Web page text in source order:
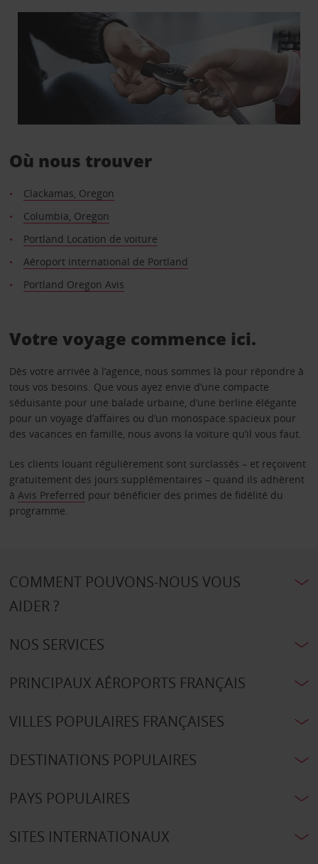
Où nous trouver
Clackamas, Oregon
Columbia, Oregon
Portland Location de voiture
Aéroport international de Portland
Portland Oregon Avis
Votre voyage commence ici.
Dès votre arrivée à l’agence, nous sommes là pour répondre à
tous vos besoins. Que vous ayez envie d’une compacte
séduisante pour une balade urbaine, d’une berline élégante
pour un voyage d’affaires ou d’un monospace spacieux pour
des vacances en famille, nous avons la voiture qu’il vous faut.
Les clients louant régulièrement sont surclassés – et reçoivent
gratuitement des jours supplémentaires – quand ils adhèrent
à Avis Preferred pour bénéficier des primes de fidélité du
programme.
COMMENT POUVONS-NOUS VOUS
AIDER ?
NOS SERVICES
PRINCIPAUX AÉROPORTS FRANÇAIS
VILLES POPULAIRES FRANÇAISES
DESTINATIONS POPULAIRES
PAYS POPULAIRES
SITES INTERNATIONAUX